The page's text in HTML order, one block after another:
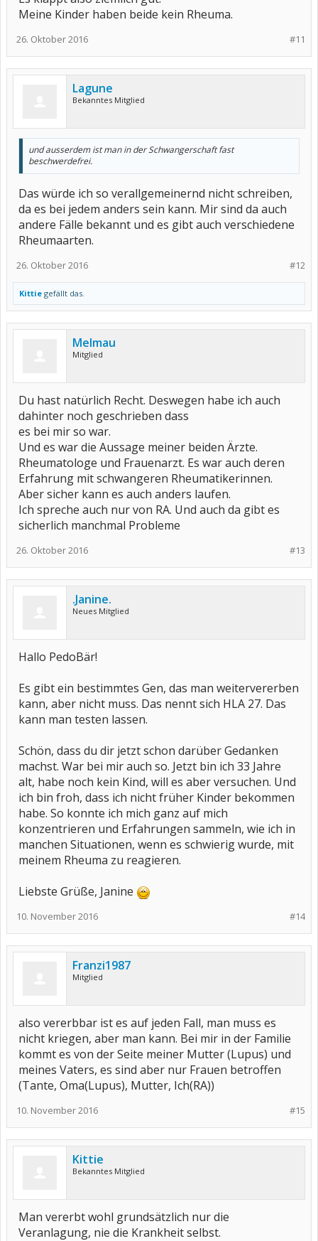
Meine Kinder haben beide kein Rheuma.
#11
26. Oktober 2016
Lagune
Bekanntes Mitglied
und ausserdem ist man in der Schwangerschaft fast
beschwerdefrei.
Das würde ich so verallgemeinernd nicht schreiben,
da es bei jedem anders sein kann. Mir sind da auch
andere Fälle bekannt und es gibt auch verschiedene
Rheumaarten.
#12
26. Oktober 2016
Kittie gefällt das.
Melmau
Mitglied
Du hast natürlich Recht. Deswegen habe ich auch
dahinter noch geschrieben dass
es bei mir so war.
Und es war die Aussage meiner beiden Ärzte.
Rheumatologe und Frauenarzt. Es war auch deren
Erfahrung mit schwangeren Rheumatikerinnen.
Aber sicher kann es auch anders laufen.
Ich spreche auch nur von RA. Und auch da gibt es
sicherlich manchmal Probleme
#13
26. Oktober 2016
.Janine.
Neues Mitglied
Hallo PedoBär!
Es gibt ein bestimmtes Gen, das man weitervererben
kann, aber nicht muss. Das nennt sich HLA 27. Das
kann man testen lassen.
Schön, dass du dir jetzt schon darüber Gedanken
machst. War bei mir auch so. Jetzt bin ich 33 Jahre
alt, habe noch kein Kind, will es aber versuchen. Und
ich bin froh, dass ich nicht früher Kinder bekommen
habe. So konnte ich mich ganz auf mich
konzentrieren und Erfahrungen sammeln, wie ich in
manchen Situationen, wenn es schwierig wurde, mit
meinem Rheuma zu reagieren.
Liebste Grüße, Janine
#14
10. November 2016
Franzi1987
Mitglied
also vererbbar ist es auf jeden Fall, man muss es
nicht kriegen, aber man kann. Bei mir in der Familie
kommt es von der Seite meiner Mutter (Lupus) und
meines Vaters, es sind aber nur Frauen betroffen
(Tante, Oma(Lupus), Mutter, Ich(RA))
#15
10. November 2016
Kittie
Bekanntes Mitglied
Man vererbt wohl grundsätzlich nur die
Veranlagung, nie die Krankheit selbst.